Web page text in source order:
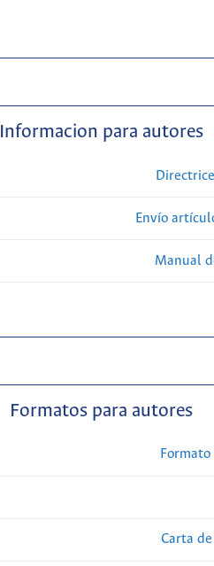
Informacion para autores
Envío
Manual
Formatos para autores
Carta